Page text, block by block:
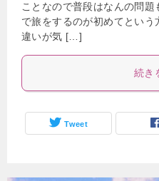
ことなので普段はなんの問
で旅をするのが初めてとい
違いが気 […]
続き
Tweet